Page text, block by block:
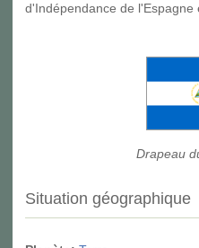
d'Indépendance de l'Espagne
Drapeau
Situation géographique